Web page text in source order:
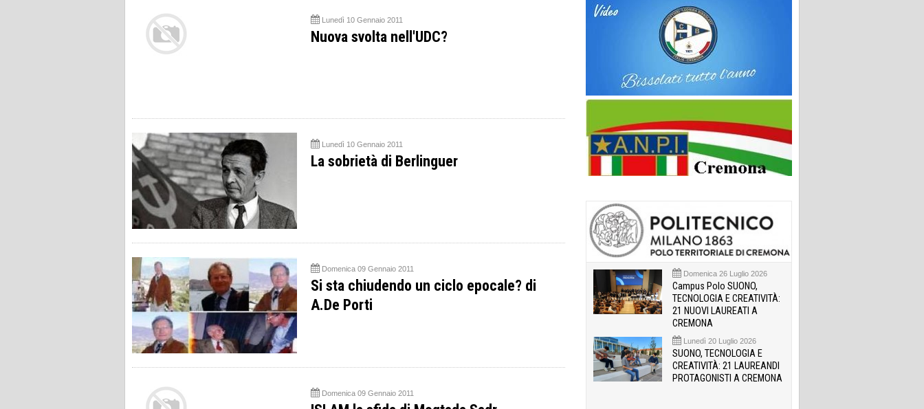
Lunedì 10 Gennaio 2011
Nuova svolta nell'UDC?
Lunedì 10 Gennaio 2011
La sobrietà di Berlinguer
Domenica 09 Gennaio 2011
Si sta chiudendo un ciclo epocale? di
A.De Porti
Domenica 09 Gennaio 2011
Domenica 26 Luglio 2026
Campus Polo SUONO,
TECNOLOGIA E CREATIVITÀ:
21 NUOVI LAUREATI A
CREMONA
Lunedì 20 Luglio 2026
SUONO, TECNOLOGIA E
CREATIVITÀ: 21 LAUREANDI
PROTAGONISTI A CREMONA